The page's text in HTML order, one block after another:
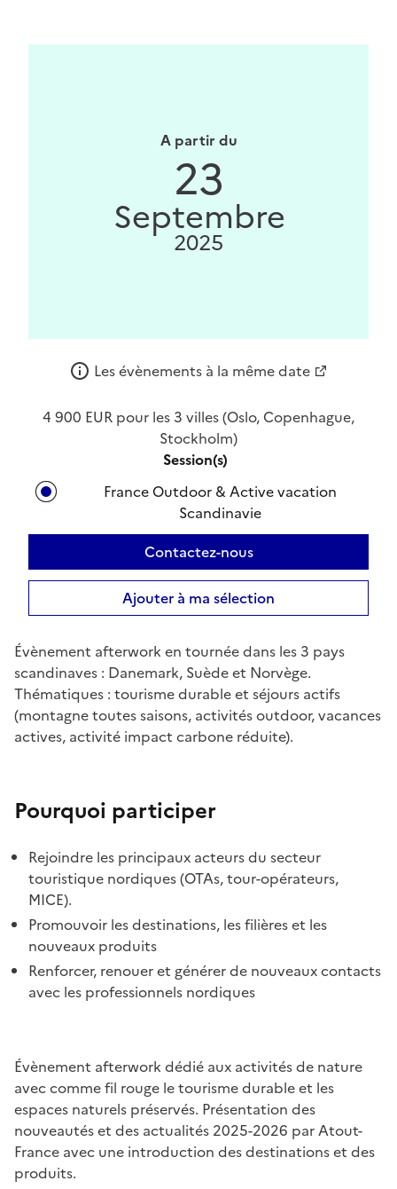
A partir du
23
Septembre
2025
Les évènements à la même date
4 900 EUR pour les 3 villes (Oslo, Copenhague,
Stockholm)
Session(s)
France Outdoor & Active vacation
Scandinavie
Contactez-nous
Ajouter à ma sélection
Évènement afterwork en tournée dans les 3 pays
scandinaves : Danemark, Suède et Norvège.
Thématiques : tourisme durable et séjours actifs
(montagne toutes saisons, activités outdoor, vacances
actives, activité impact carbone réduite).
Pourquoi participer
Rejoindre les principaux acteurs du secteur
touristique nordiques (OTAs, tour-opérateurs,
MICE).
Promouvoir les destinations, les filières et les
nouveaux produits
Renforcer, renouer et générer de nouveaux contacts
avec les professionnels nordiques
Évènement afterwork dédié aux activités de nature
avec comme fil rouge le tourisme durable et les
espaces naturels préservés. Présentation des
nouveautés et des actualités 2025-2026 par Atout-
France avec une introduction des destinations et des
produits.